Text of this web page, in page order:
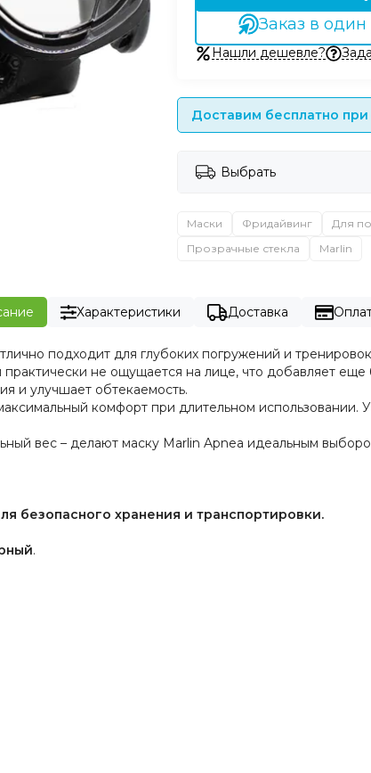
Заказ в один
Нашли дешевле?
Доставим бесплатно
Выбрать
Маски Фридайвинг Для
Прозрачные стекла
Marlin
Характеристики Доставка
подходит для глубоких погружений и
практически не ощущается на лице, что добавляет
и улучшает обтекаемость.
комфорт при длительном
вес – делают маску Marlin Apnea идеальным
безопасного хранения и транспортировки.
.